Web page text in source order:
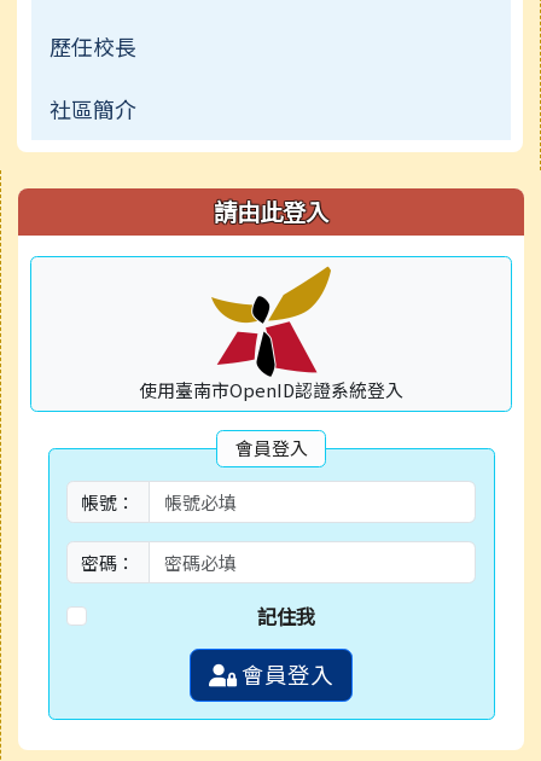
常用網頁
檔案下載
行事曆
歷任校長
社區簡介
右邊區域內容 請由此登入
使用臺南市OpenID認證系統登入
會員登入
帳號：
密碼：
記住我
會員登入